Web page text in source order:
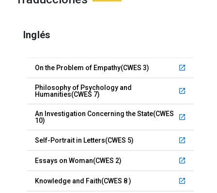
Inglés
On the Problem of Empathy(CWES 3) launch
Philosophy of Psychology and
Humanities(CWES 7)
launch
An Investigation Concerning the State(CWES
10)
launch
Self-Portrait in Letters(CWES 5) launch
Essays on Woman(CWES 2) launch
Knowledge and Faith(CWES 8 ) launch